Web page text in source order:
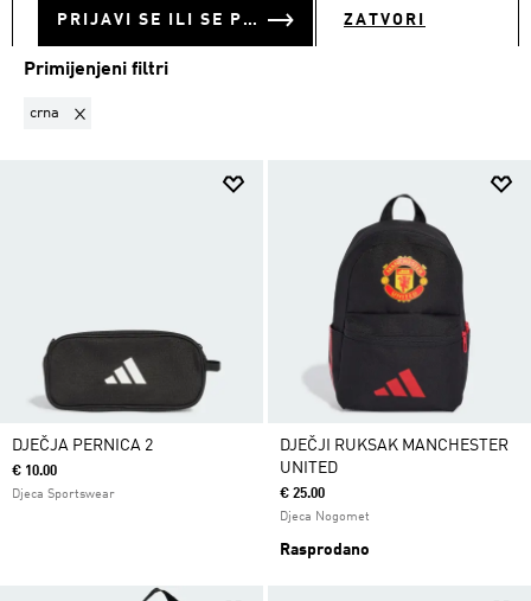
PRIJAVI SE ILI SE PRIDRUŽI SADA ZATVORI
Primijenjeni filtri
crna Ukloni filter Trenutno filtrirano prema BOJA: crna
DJEČJA PERNICA 2
€ 10.00
Djeca Sportswear
DJEČJI RUKSAK MANCHESTER
UNITED
€ 25.00
Djeca Nogomet
Rasprodano